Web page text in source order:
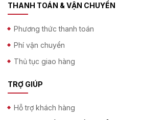
THANH TOÁN & VẬN CHUYỂN
Phương thức thanh toán
Phí vận chuyển
Thủ tục giao hàng
TRỢ GIÚP
Hỗ trợ khách hàng